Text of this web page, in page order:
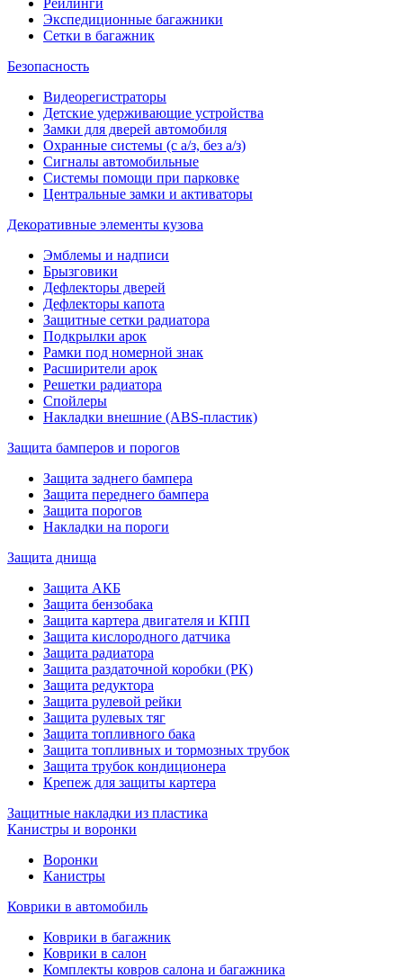
Рейлинги
Экспедиционные багажники
Сетки в багажник
Безопасность
Видеорегистраторы
Детские удерживающие устройства
Замки для дверей автомобиля
Охранные системы (с а/з, без а/з)
Сигналы автомобильные
Системы помощи при парковке
Центральные замки и активаторы
Декоративные элементы кузова
Эмблемы и надписи
Брызговики
Дефлекторы дверей
Дефлекторы капота
Защитные сетки радиатора
Подкрылки арок
Рамки под номерной знак
Расширители арок
Решетки радиатора
Спойлеры
Накладки внешние (ABS-пластик)
Защита бамперов и порогов
Защита заднего бампера
Защита переднего бампера
Защита порогов
Накладки на пороги
Защита днища
Защита АКБ
Защита бензобака
Защита картера двигателя и КПП
Защита кислородного датчика
Защита радиатора
Защита раздаточной коробки (РК)
Защита редуктора
Защита рулевой рейки
Защита рулевых тяг
Защита топливного бака
Защита топливных и тормозных трубок
Защита трубок кондиционера
Крепеж для защиты картера
Защитные накладки из пластика
Канистры и воронки
Воронки
Канистры
Коврики в автомобиль
Коврики в багажник
Коврики в салон
Комплекты ковров салона и багажника